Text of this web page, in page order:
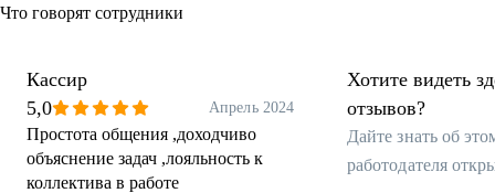
Что говорят сотрудники
Кассир
5,0
Апрель 2024
Простота общения ,доходчиво
объяснение задач ,лояльность к
коллектива в работе
Хотите видеть
отзывов?
Дайте знать об
работодателя